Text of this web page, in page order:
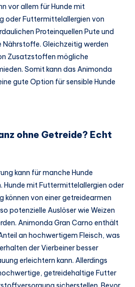
vor allem für Hunde mit
oder Futtermittelallergien von
Proteinquellen Pute und
Gleichzeitig werden
Zusatzstoffen mögliche
Somit kann das Animonda
gute Option für sensible Hunde
ohne Getreide? Echt
kann für manche Hunde
Hunde mit Futtermittelallergien oder
können von einer getreidearmen
potenzielle Auslöser wie Weizen
Animonda Gran Carno enthält
an hochwertigem Fleisch, was
der Vierbeiner besser
erleichtern kann. Allerdings
getreidehaltige Futter